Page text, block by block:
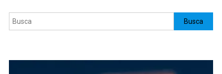
Pesquisar Busca